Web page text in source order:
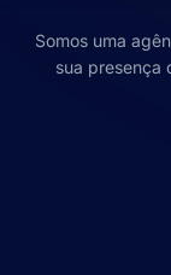
Somos uma
sua presença